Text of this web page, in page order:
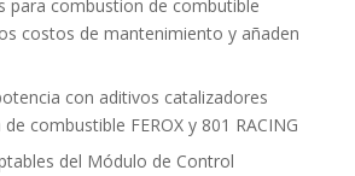
para combustion de combutible
costos de mantenimiento y añaden
con aditivos catalizadores
combustible FEROX y 801 RACING
del Módulo de Control